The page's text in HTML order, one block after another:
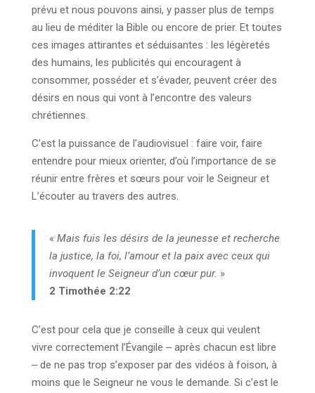
prévu et nous pouvons ainsi, y passer plus de temps
au lieu de méditer la Bible ou encore de prier. Et toutes
ces images attirantes et séduisantes : les légèretés
des humains, les publicités qui encouragent à
consommer, posséder et s’évader, peuvent créer des
désirs en nous qui vont à l’encontre des valeurs
chrétiennes.
C’est la puissance de l’audiovisuel : faire voir, faire
entendre pour mieux orienter, d’où l’importance de se
réunir entre frères et sœurs pour voir le Seigneur et
L’écouter au travers des autres.
« Mais fuis les désirs de la jeunesse et recherche
la justice, la foi, l’amour et la paix avec ceux qui
invoquent le Seigneur d’un cœur pur. »
2 Timothée 2:22
C’est pour cela que je conseille à ceux qui veulent
vivre correctement l’Évangile ‒ après chacun est libre
‒ de ne pas trop s’exposer par des vidéos à foison, à
moins que le Seigneur ne vous le demande. Si c’est le